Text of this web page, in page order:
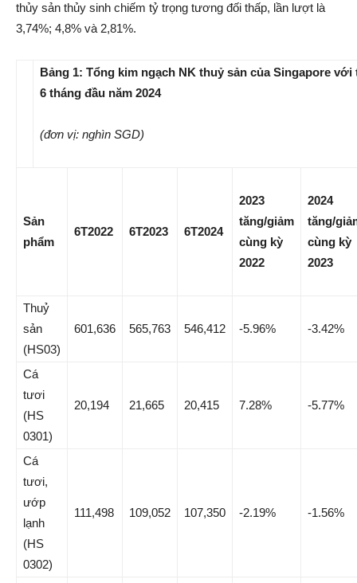
thủy sản thủy sinh chiếm tỷ trọng tương đối thấp, lần lượt là
3,74%; 4,8% và 2,81%.
Bảng 1: Tổng kim ngạch NK thuỷ sản của Singapore
6 tháng đầu năm 2024
(đơn vị: nghìn SGD)
Sản
phẩm
6T2022 6T2023 6T2024
2023
tăng/giảm
cùng kỳ
2022
2024
tăng/
cùng kỳ
2023
Thuỷ
sản
(HS03)
601,636 565,763 546,412 -5.96% -3.42%
Cá
tươi
(HS
0301)
20,194 21,665 20,415 7.28% -5.77%
Cá
tươi,
ướp
lạnh
(HS
0302)
111,498 109,052 107,350 -2.19% -1.56%